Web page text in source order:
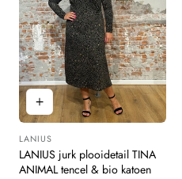
Leverancier:
LANIUS
LANIUS jurk plooidetail TINA
ANIMAL tencel & bio katoen